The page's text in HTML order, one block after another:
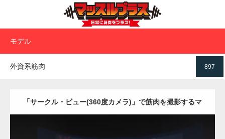
モデル
897
外資系筋肉
「サークル・ビュー(360度カメラ)」で筋肉を撮影するマ